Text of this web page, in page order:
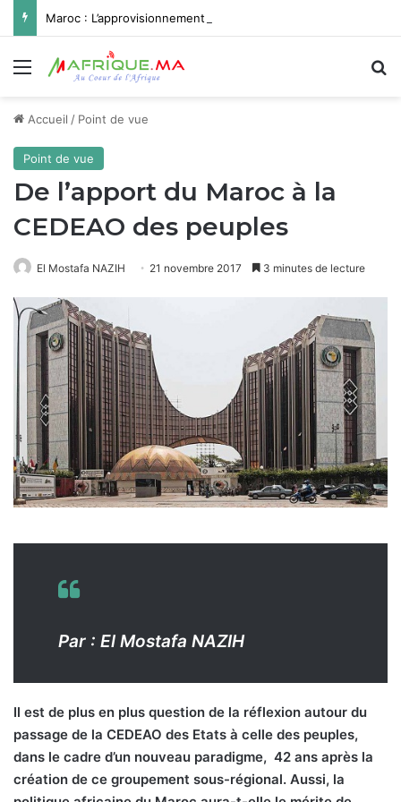
Menu
Accueil / Point de vue
Point de vue
De l’apport du Maroc à la
CEDEAO des peuples
El Mostafa NAZIH 21 novembre 2017 3 minutes de lecture
Par : El Mostafa NAZIH
Il est de plus en plus question de la réflexion autour du
passage de la CEDEAO des Etats à celle des peuples,
dans le cadre d’un nouveau paradigme, 42 ans après la
création de ce groupement sous-régional. Aussi, la